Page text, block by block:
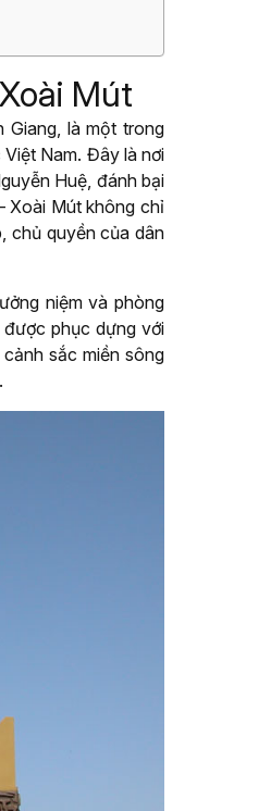
Mút
Giang, là một trong
Nam. Đây là nơi
Huệ, đánh bại
Xoài Mút không chỉ
chủ quyền của dân
niệm và phòng
phục dựng với
sắc miền sông